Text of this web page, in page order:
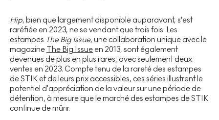
Hip, bien que largement disponible auparavant, s'est
raréfiée en 2023, ne se vendant que trois fois. Les
estampes The Big Issue, une collaboration unique avec le
magazine The Big Issue en 2013, sont également
devenues de plus en plus rares, avec seulement deux
ventes en 2023. Compte tenu de la rareté des estampes
de STIK et de leurs prix accessibles, ces séries illustrent le
potentiel d'appréciation de la valeur sur une période de
détention, à mesure que le marché des estampes de STIK
continue de mûrir.